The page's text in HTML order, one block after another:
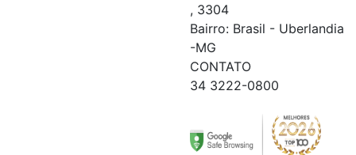
, 3304
Bairro: Brasil - Uberlandia
-MG
CONTATO
34 3222-0800